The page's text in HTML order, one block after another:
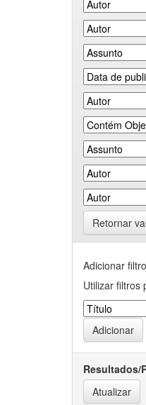
Retornar
Adicionar
Utilizar filtros
Resultados/